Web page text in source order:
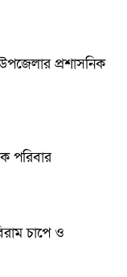
প্রশাসনিক
পরিবার
চাপে ও